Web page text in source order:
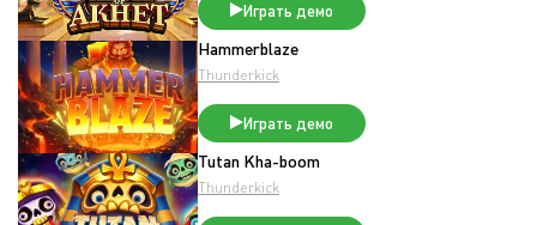
Играть демо
Hammerblaze
Thunderkick
Играть демо
Tutan Kha-boom
Thunderkick